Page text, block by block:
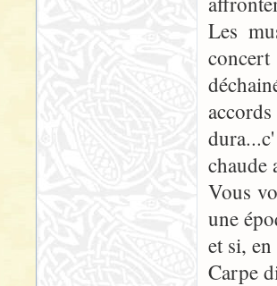
Les
chaude
Vous
une
et si,
Carpe